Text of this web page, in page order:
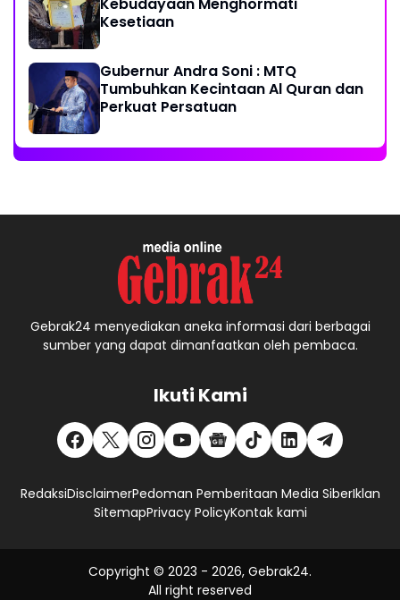
Kesetiaan
Gubernur Andra Soni : MTQ
Tumbuhkan Kecintaan Al Quran dan
Perkuat Persatuan
Gebrak24 menyediakan aneka informasi dari berbagai
sumber yang dapat dimanfaatkan oleh pembaca.
Ikuti Kami
RedaksiDisclaimerPedoman Pemberitaan Media SiberIklan
SitemapPrivacy PolicyKontak kami
Copyright © 2023 - 2026, Gebrak24.
All right reserved